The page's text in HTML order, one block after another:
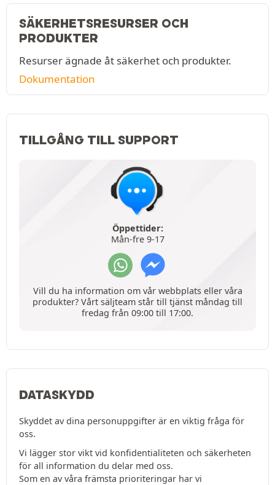
SÄKERHETSRESURSER OCH
PRODUKTER
Resurser ägnade åt säkerhet och produkter.
Dokumentation
TILLGÅNG TILL SUPPORT
Öppettider:
Mån-fre 9-17
Vill du ha information om vår webbplats eller våra
produkter? Vårt säljteam står till tjänst måndag till
fredag från 09:00 till 17:00.
DATASKYDD
Skyddet av dina personuppgifter är en viktig fråga för
oss.
Vi lägger stor vikt vid konfidentialiteten och säkerheten
för all information du delar med oss.
Som en av våra främsta prioriteringar har vi